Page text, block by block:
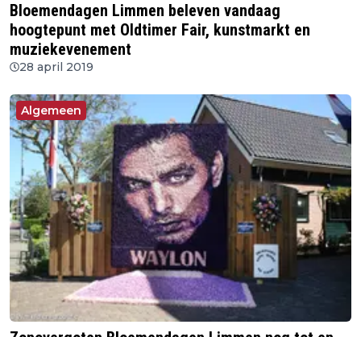
Bloemendagen Limmen beleven vandaag
hoogtepunt met Oldtimer Fair, kunstmarkt en
muziekevenement
28 april 2019
Algemeen